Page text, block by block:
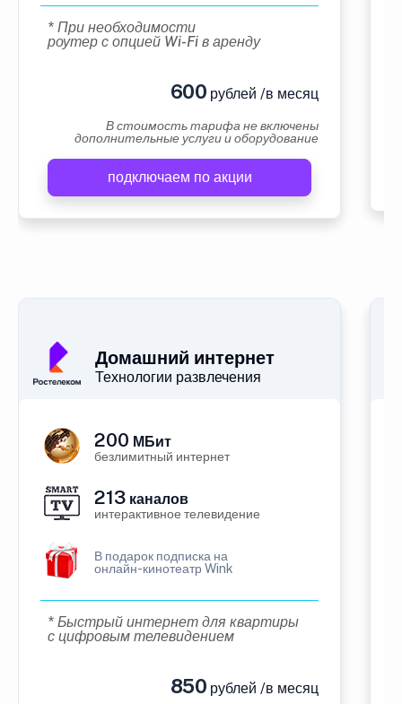
* При необходимости
роутер с опцией Wi-Fi в аренду
600 рублей /в месяц
В стоимость тарифа не включены
дополнительные услуги и оборудование
подключаем по акции
Домашний интернет
Технологии развлечения
200 МБит
безлимитный интернет
213 каналов
интерактивное телевидение
В подарок подписка на
онлайн-кинотеатр Wink
* Быстрый интернет для квартиры
с цифровым телевидением
850 рублей /в месяц